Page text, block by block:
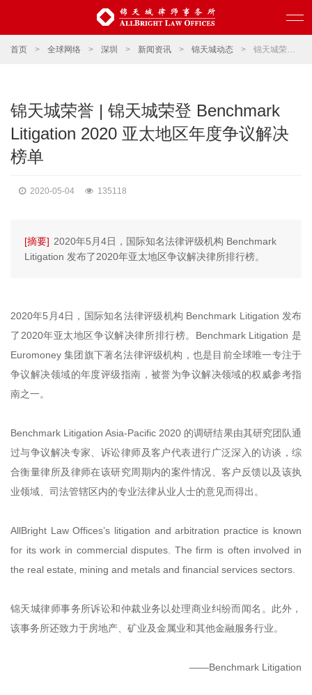
首页 > 全球网络 > 深圳 > 新闻资讯 > 锦天城动态 > 锦天城荣誉 | 锦天城荣登 Benchmark Litigation 2020 亚太地区年度争议解决榜单
锦天城荣誉 | 锦天城荣登 Benchmark
Litigation 2020 亚太地区年度争议解决
榜单
2020-05-04 135118
[摘要] 2020年5月4日，国际知名法律评级机构 Benchmark
Litigation 发布了2020年亚太地区争议解决律所排行榜。
2020年5月4日，国际知名法律评级机构 Benchmark Litigation 发布
了2020年亚太地区争议解决律所排行榜。Benchmark Litigation 是
Euromoney 集团旗下著名法律评级机构，也是目前全球唯一专注于
争议解决领域的年度评级指南，被誉为争议解决领域的权威参考指
南之一。
Benchmark Litigation Asia-Pacific 2020 的调研结果由其研究团队通
过与争议解决专家、诉讼律师及客户代表进行广泛深入的访谈，综
合衡量律所及律师在该研究周期内的案件情况、客户反馈以及该执
业领域、司法管辖区内的专业法律从业人士的意见而得出。
AllBright Law Offices’s litigation and arbitration practice is known
for its work in commercial disputes. The firm is often involved in
the real estate, mining and metals and financial services sectors.
锦天城律师事务所诉讼和仲裁业务以处理商业纠纷而闻名。此外，
该事务所还致力于房地产、矿业及金属业和其他金融服务行业。
——Benchmark Litigation